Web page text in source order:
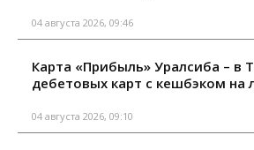
04 августа 2026, 09:46
Карта «Прибыль» Уралсиба – в
дебетовых карт с кешбэком на
04 августа 2026, 09:10